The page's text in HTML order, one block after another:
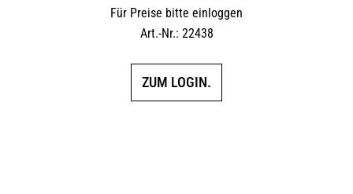
Für Preise bitte einloggen
Art.-Nr.: 22438
ZUM LOGIN.